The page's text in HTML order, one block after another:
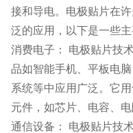
接和导电。电极贴片在
泛的应用，以下是一些主
消费电子： 电极贴片技
品如智能手机、平板电
系统等中应用广泛。它
元件，如芯片、电容、电
通信设备： 电极贴片技